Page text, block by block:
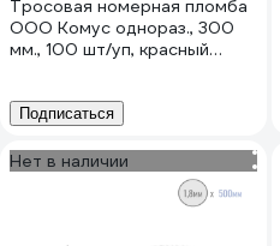
Тросовая номерная пломба
ООО Комус однораз., 300
мм., 100 шт/уп, красный
Подписаться
Нет в наличии